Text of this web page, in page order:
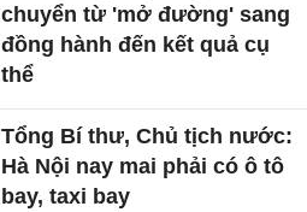
chuyển từ 'mở đường' sang
đồng hành đến kết quả cụ
thể
Tổng Bí thư, Chủ tịch nước:
Hà Nội nay mai phải có ô tô
bay, taxi bay